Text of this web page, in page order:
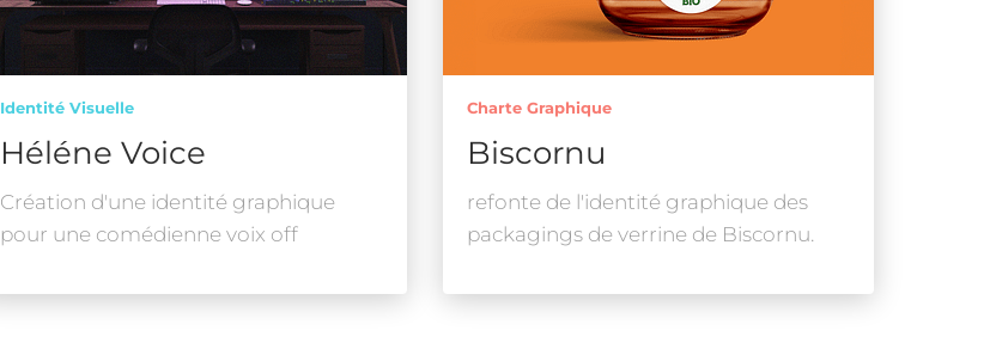
Identité Visuelle
Héléne Voice
Création d'une identité graphique
pour une comédienne voix off
Charte Graphique
Biscornu
refonte de l'identité graphique des
packagings de verrine de Biscornu.